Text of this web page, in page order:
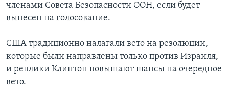
членами Совета Безопасности ООН, если будет
вынесен на голосование.
США традиционно налагали вето на резолюции,
которые были направлены только против Израиля,
и реплики Клинтон повышают шансы на очередное
вето.